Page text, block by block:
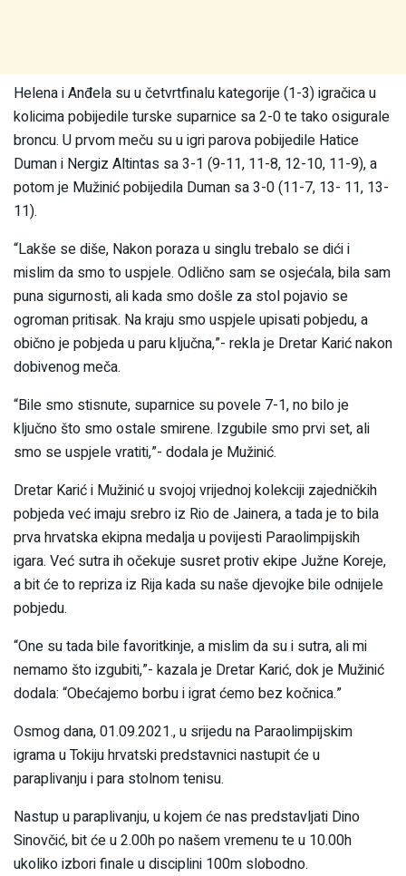
Helena i Anđela su u četvrtfinalu kategorije (1-3) igračica u
kolicima pobijedile turske suparnice sa 2-0 te tako osigurale
broncu. U prvom meču su u igri parova pobijedile Hatice
Duman i Nergiz Altintas sa 3-1 (9-11, 11-8, 12-10, 11-9), a
potom je Mužinić pobijedila Duman sa 3-0 (11-7, 13- 11, 13-
11).
“Lakše se diše, Nakon poraza u singlu trebalo se dići i
mislim da smo to uspjele. Odlično sam se osjećala, bila sam
puna sigurnosti, ali kada smo došle za stol pojavio se
ogroman pritisak. Na kraju smo uspjele upisati pobjedu, a
obično je pobjeda u paru ključna,”- rekla je Dretar Karić nakon
dobivenog meča.
“Bile smo stisnute, suparnice su povele 7-1, no bilo je
ključno što smo ostale smirene. Izgubile smo prvi set, ali
smo se uspjele vratiti,”- dodala je Mužinić.
Dretar Karić i Mužinić u svojoj vrijednoj kolekciji zajedničkih
pobjeda već imaju srebro iz Rio de Jainera, a tada je to bila
prva hrvatska ekipna medalja u povijesti Paraolimpijskih
igara. Već sutra ih očekuje susret protiv ekipe Južne Koreje,
a bit će to repriza iz Rija kada su naše djevojke bile odnijele
pobjedu.
“One su tada bile favoritkinje, a mislim da su i sutra, ali mi
nemamo što izgubiti,”- kazala je Dretar Karić, dok je Mužinić
dodala: “Obećajemo borbu i igrat ćemo bez kočnica.”
Osmog dana, 01.09.2021., u srijedu na Paraolimpijskim
igrama u Tokiju hrvatski predstavnici nastupit će u
paraplivanju i para stolnom tenisu.
Nastup u paraplivanju, u kojem će nas predstavljati Dino
Sinovčić, bit će u 2.00h po našem vremenu te u 10.00h
ukoliko izbori finale u disciplini 100m slobodno.